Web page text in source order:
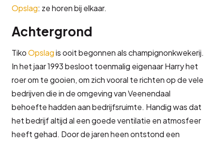
Opslag: ze horen bij elkaar.
Achtergrond
TikoOpslagis ooit begonnen als champignonkwekerij.
In het jaar 1993 besloot toenmalig eigenaar Harry het
roer om te gooien, om zich vooral te richten op de vele
bedrijven die in de omgeving van Veenendaal
behoefte hadden aan bedrijfsruimte. Handig was dat
het bedrijf altijd al een goede ventilatie en atmosfeer
heeft gehad. Door de jaren heen ontstond een